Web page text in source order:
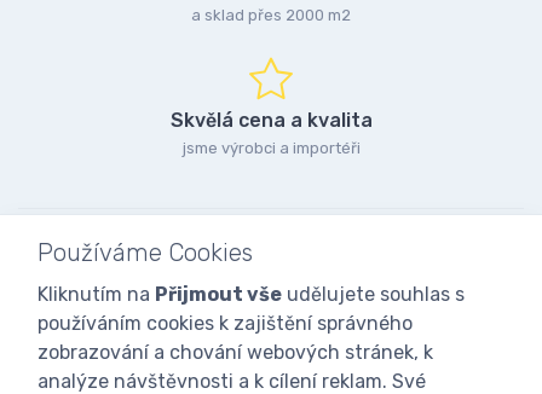
a sklad přes 2000 m2
Skvělá cena a kvalita
jsme výrobci a importéři
Používáme Cookies
Kliknutím na Přijmout vše udělujete souhlas s
používáním cookies k zajištění správného
zobrazování a chování webových stránek, k
analýze návštěvnosti a k cílení reklam. Své